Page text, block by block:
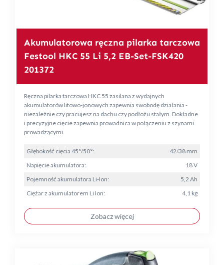
Akumulatorowa ręczna pilarka tarczowa
Festool HKC 55 Li 5,2 EB-Set-FSK420
201372
Ręczna pilarka tarczowa HKC 55 zasilana z wydajnych
akumulatorów litowo-jonowych zapewnia swobodę działania -
niezależnie czy pracujesz na dachu czy podłożu stałym. Dokładne
i precyzyjne cięcie zapewnia prowadnica w połączeniu z szynami
prowadzącymi.
Głębokość cięcia 45°/50°:
42/38 mm
Napięcie akumulatora:
18 V
Pojemność akumulatora Li-Ion:
5,2 Ah
Ciężar z akumulatorem Li Ion:
4,1 kg
Zobacz więcej